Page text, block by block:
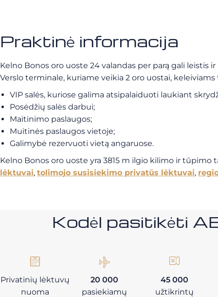
Praktinė informacija
Kelno Bonos oro uoste 24 valandas per parą gali
Verslo terminale, kuriame veikia 2 oro uostai,
VIP salės, kuriose galima atsipalaiduoti laukiant
Posėdžių salės darbui;
Maitinimo paslaugos;
Muitinės paslaugos vietoje;
Galimybė rezervuoti vietą angaruose.
Kelno Bonos oro uoste yra 3815 m ilgio kilimo ir tūpimo
lėktuvai, tolimojo susisiekimo privatūs lėktuvai,
Kodėl pasitikėti
Privatinių lėktuvų
nuoma
20 000
pasiekiamų
45 000
užtikrintų